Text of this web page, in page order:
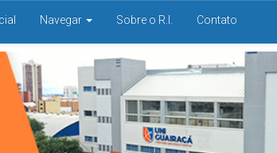
Navegar Sobre o R.I. Contato